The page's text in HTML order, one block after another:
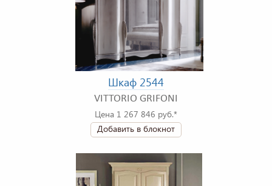
Шкаф 2544
VITTORIO GRIFONI
Цена 1 267 846 руб.*
Добавить в блокнот